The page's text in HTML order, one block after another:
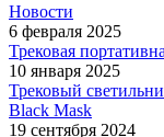
Новости
6 февраля 2025
Трековая
10 января 2025
Трековый
Black Mask
19 сентября 2024